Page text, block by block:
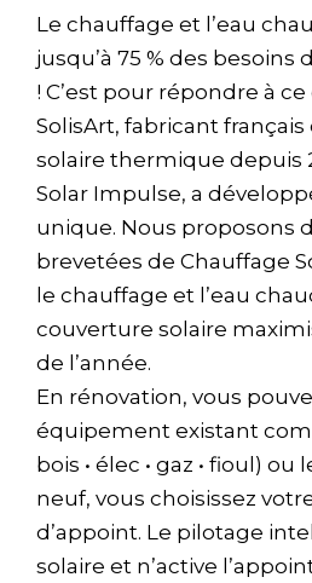
Le chauffage et l’eau
jusqu’à 75 % des besoins
! C’est pour répondre à
SolisArt, fabricant
solaire thermique depuis
Solar Impulse, a
unique. Nous proposons
brevetées de Chauffage
le chauffage et l’eau
couverture solaire
de l’année.
En rénovation, vous
équipement existant
bois • élec • gaz • fioul) ou
neuf, vous choisissez
d’appoint. Le pilotage
solaire et n’active